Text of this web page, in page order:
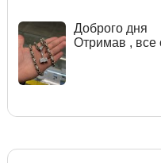
Доброго дня
Отримав , все